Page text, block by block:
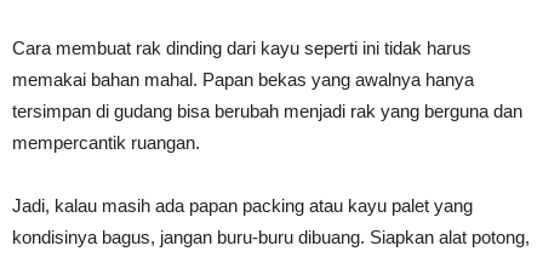
Cara membuat rak dinding dari kayu seperti ini tidak harus
memakai bahan mahal. Papan bekas yang awalnya hanya
tersimpan di gudang bisa berubah menjadi rak yang berguna dan
mempercantik ruangan.
Jadi, kalau masih ada papan packing atau kayu palet yang
kondisinya bagus, jangan buru-buru dibuang. Siapkan alat potong,